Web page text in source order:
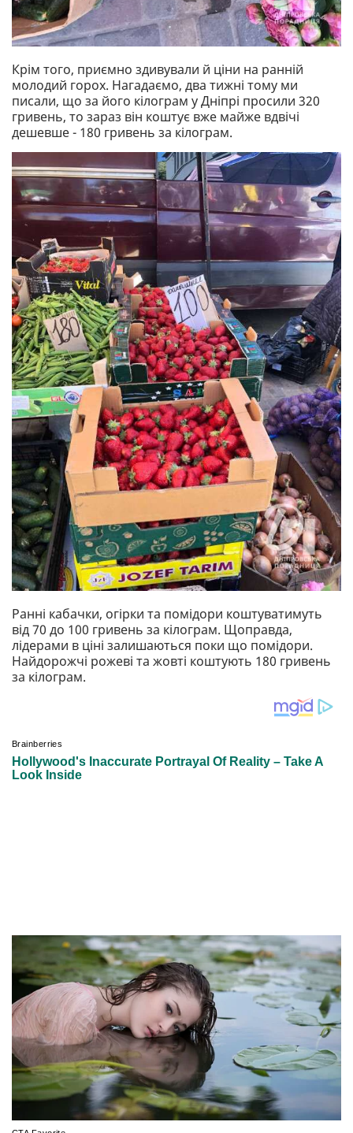
Крім того, приємно здивували й ціни на ранній
молодий горох. Нагадаємо, два тижні тому ми
писали, що за його кілограм у Дніпрі просили 320
гривень, то зараз він коштує вже майже вдвічі
дешевше - 180 гривень за кілограм.
Ранні кабачки, огірки та помідори коштуватимуть
від 70 до 100 гривень за кілограм. Щоправда,
лідерами в ціні залишаються поки що помідори.
Найдорожчі рожеві та жовті коштують 180 гривень
за кілограм.